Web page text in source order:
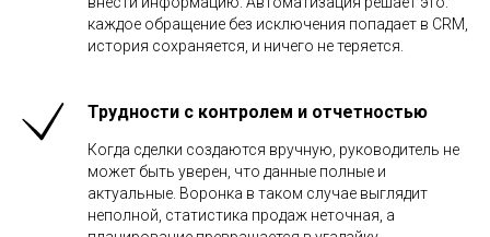
каждое обращение без исключения попадает в CRM,
история сохраняется, и ничего не теряется.
Трудности с контролем и отчетностью
Когда сделки создаются вручную, руководитель не
может быть уверен, что данные полные и
актуальные. Воронка в таком случае выглядит
неполной, статистика продаж неточная, а